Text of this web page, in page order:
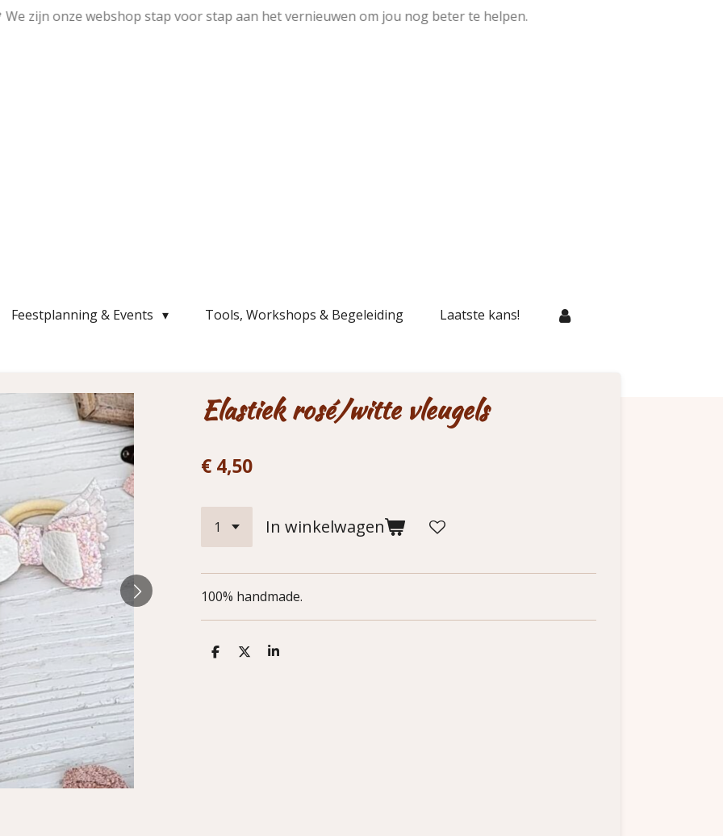
We zijn onze webshop stap voor stap aan het vernieuwen om jou nog beter te helpen.
Feestplanning & Events Tools, Workshops & Begeleiding Laatste kans!
Elastiek rosé/witte vleugels
€ 4,50
In winkelwagen
100% handmade.
D
D
S